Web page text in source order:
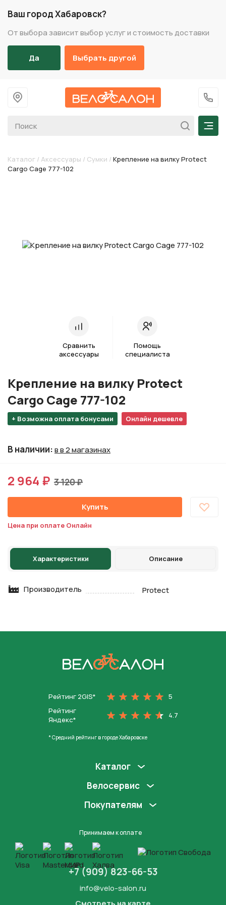
Ваш город Хабаровск?
От выбора зависит выбор услуг и стоимость доставки
Да Выбрать другой
На главную
+7
Каталог / Аксессуары / Сумки / Крепление на вилку Protect
Cargo Cage 777-102
Сравнить
аксессуары
Помощь
специалиста
+ Возможна оплата бонусами Онлайн дешевле
Крепление на вилку Protect
Cargo Cage 777-102
В наличии:в в 2 магазинах
2 964 ₽ 3 120 ₽
Купить
Цена при оплате Онлайн
Характеристики Описание
Производитель Protect
Рейтинг 2GIS*
5
Рейтинг
Яндекс*
4.7
* Средний рейтинг в городе Хабаровске
Каталог
Велосервис
Покупателям
Принимаем к оплате
+7 (909) 823-66-53
info@velo-salon.ru